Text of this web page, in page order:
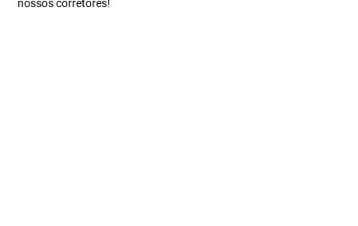
nossos corretores!